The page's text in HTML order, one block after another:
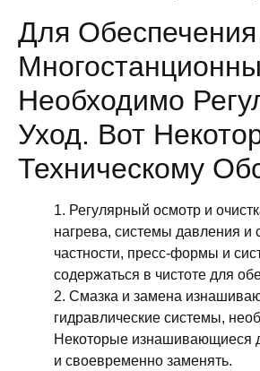
Для
Необходимо
Уход. Вот
Техническому
1. Регулярный осмотр и
нагрева, системы давления и
частности, пресс-формы и
содержаться в чистоте для
2. Смазка и замена
гидравлические системы,
Некоторые изнашивающиеся
и своевременно заменять.